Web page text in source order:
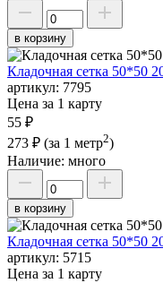
в корзину
Кладочная сетка 50*50
артикул: 7795
Цена за 1 карту
55 ₽
273 ₽ (за 1 метр2)
Наличие: много
в корзину
Кладочная сетка 50*50
артикул: 5715
Цена за 1 карту